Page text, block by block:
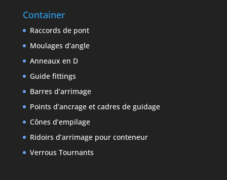
Container
Raccords de pont
Moulages d’angle
Anneaux en D
Guide fittings
Barres d’arrimage
Points d’ancrage et cadres de guidage
Cônes d’empilage
Ridoirs d’arrimage pour conteneur
Verrous Tournants